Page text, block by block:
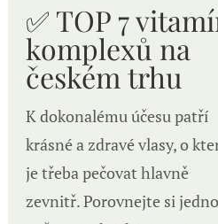
✅ TOP 7
komplexů na
českém trhu
K dokonalému účesu patří
krásné a zdravé vlasy, o
je třeba pečovat hlavně
zevnitř. Porovnejte si